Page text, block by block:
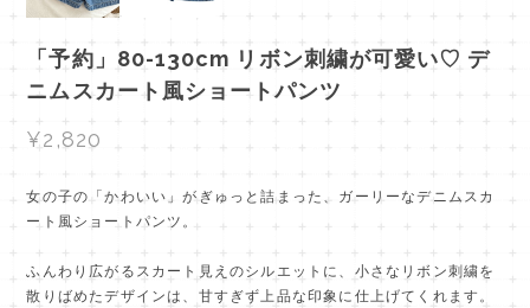
「予約」80-130cm リボン刺繍が可愛い♡ デ
ニムスカート風ショートパンツ
¥2,820
女の子の「かわいい」がぎゅっと詰まった、ガーリーなデニムスカ
ート風ショートパンツ。
ふんわり広がるスカート見えのシルエットに、小さなリボン刺繍を
散りばめたデザインは、甘すぎず上品な印象に仕上げてくれます。